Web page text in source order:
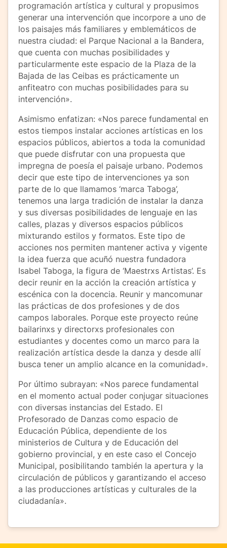
programación artística y cultural y propusimos
generar una intervención que incorpore a uno de
los paisajes más familiares y emblemáticos de
nuestra ciudad: el Parque Nacional a la Bandera,
que cuenta con muchas posibilidades y
particularmente este espacio de la Plaza de la
Bajada de las Ceibas es prácticamente un
anfiteatro con muchas posibilidades para su
intervención».
Asimismo enfatizan: «Nos parece fundamental en
estos tiempos instalar acciones artísticas en los
espacios públicos, abiertos a toda la comunidad
que puede disfrutar con una propuesta que
impregna de poesía el paisaje urbano. Podemos
decir que este tipo de intervenciones ya son
parte de lo que llamamos ‘marca Taboga’,
tenemos una larga tradición de instalar la danza
y sus diversas posibilidades de lenguaje en las
calles, plazas y diversos espacios públicos
mixturando estilos y formatos. Este tipo de
acciones nos permiten mantener activa y vigente
la idea fuerza que acuñó nuestra fundadora
Isabel Taboga, la figura de ‘Maestrxs Artistas’. Es
decir reunir en la acción la creación artística y
escénica con la docencia. Reunir y mancomunar
las prácticas de dos profesiones y de dos
campos laborales. Porque este proyecto reúne
bailarinxs y directorxs profesionales con
estudiantes y docentes como un marco para la
realización artística desde la danza y desde allí
busca tener un amplio alcance en la comunidad».
Por último subrayan: «Nos parece fundamental
en el momento actual poder conjugar situaciones
con diversas instancias del Estado. El
Profesorado de Danzas como espacio de
Educación Pública, dependiente de los
ministerios de Cultura y de Educación del
gobierno provincial, y en este caso el Concejo
Municipal, posibilitando también la apertura y la
circulación de públicos y garantizando el acceso
a las producciones artísticas y culturales de la
ciudadanía».